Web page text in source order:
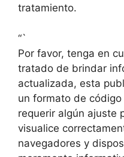
tratamiento.
“`
Por favor, tenga en
tratado de brindar
actualizada, esta
un formato de
requerir algún ajuste
visualice
navegadores y